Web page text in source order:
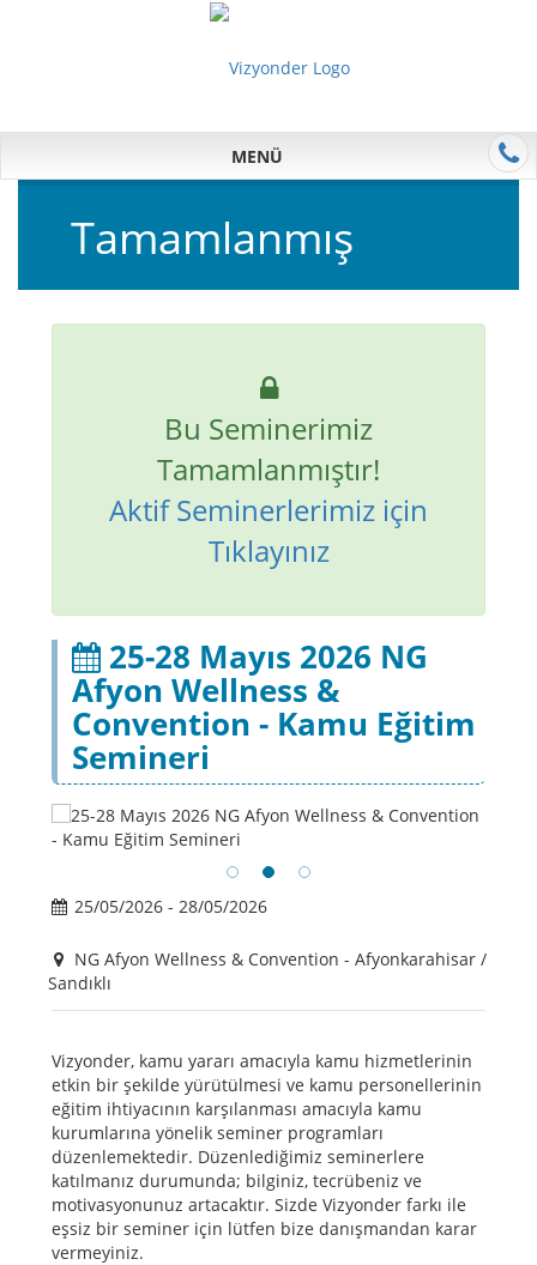
MENÜ
Tamamlanmış
Bu Seminerimiz
Tamamlanmıştır!
Aktif Seminerlerimiz için
Tıklayınız
25-28 Mayıs 2026 NG
Afyon Wellness &
Convention - Kamu Eğitim
Semineri
25/05/2026 - 28/05/2026
NG Afyon Wellness & Convention - Afyonkarahisar /
Sandıklı
Vizyonder, kamu yararı amacıyla kamu hizmetlerinin
etkin bir şekilde yürütülmesi ve kamu personellerinin
eğitim ihtiyacının karşılanması amacıyla kamu
kurumlarına yönelik seminer programları
düzenlemektedir. Düzenlediğimiz seminerlere
katılmanız durumunda; bilginiz, tecrübeniz ve
motivasyonunuz artacaktır. Sizde Vizyonder farkı ile
eşsiz bir seminer için lütfen bize danışmandan karar
vermeyiniz.